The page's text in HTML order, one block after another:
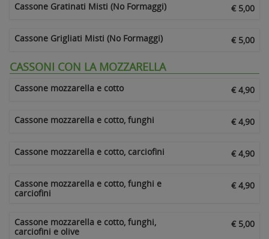
Cassone Gratinati Misti (No Formaggi) € 5,00
Cassone Grigliati Misti (No Formaggi) € 5,00
CASSONI CON LA MOZZARELLA
Cassone mozzarella e cotto € 4,90
Cassone mozzarella e cotto, funghi € 4,90
Cassone mozzarella e cotto, carciofini € 4,90
Cassone mozzarella e cotto, funghi e
carciofini
€ 4,90
Cassone mozzarella e cotto, funghi,
carciofini e olive
€ 5,00